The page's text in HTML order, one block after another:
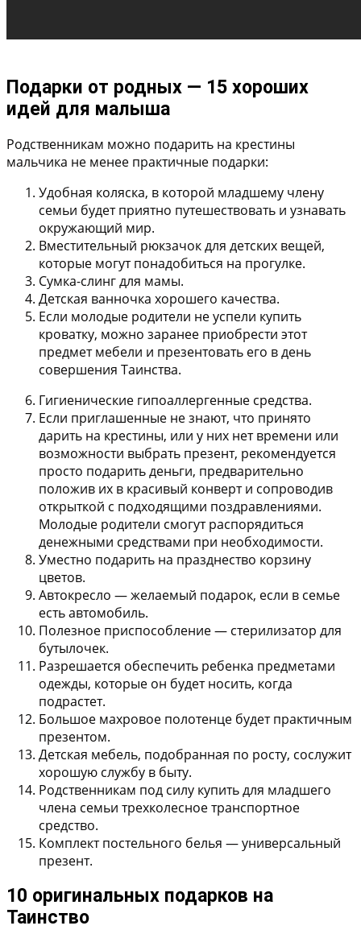
Подарки от родных — 15 хороших
идей для малыша
Родственникам можно подарить на крестины
мальчика не менее практичные подарки:
Удобная коляска, в которой младшему члену
семьи будет приятно путешествовать и узнавать
окружающий мир.
Вместительный рюкзачокдля детских вещей,
которые могут понадобиться на прогулке.
Сумка-слинг для мамы.
Детская ванночка хорошего качества.
Если молодые родители не успели купить
кроватку, можно заранее приобрести этот
предмет мебели и презентовать его в день
совершения Таинства.
Гигиенические гипоаллергенные средства.
Если приглашенные не знают, что принято
дарить на крестины, или у них нет времени или
возможности выбрать презент, рекомендуется
просто подарить деньги, предварительно
положив их в красивый конверт и сопроводив
открыткой с подходящими поздравлениями.
Молодые родители смогут распорядиться
денежными средствами при необходимости.
Уместно подарить на празднество корзину
цветов.
Автокресло — желаемый подарок, если в семье
есть автомобиль.
Полезное приспособление — стерилизатор для
бутылочек.
Разрешается обеспечить ребенка предметами
одежды, которые он будет носить, когда
подрастет.
Большое махровое полотенце будет практичным
презентом.
Детская мебель, подобранная по росту, сослужит
хорошую службу в быту.
Родственникам под силу купить для младшего
члена семьи трехколесное транспортное
средство.
Комплект постельного белья — универсальный
презент.
10 оригинальных подарков на
Таинство